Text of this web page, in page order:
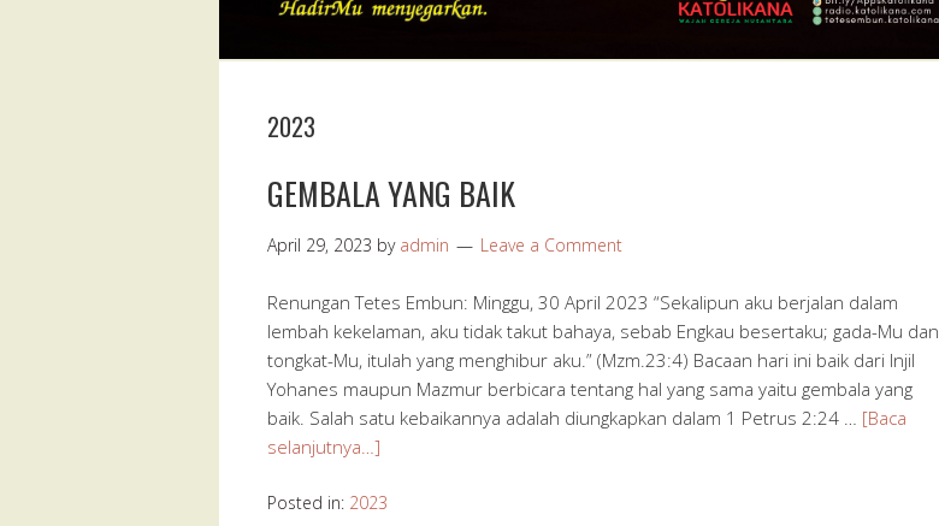
2023
GEMBALA YANG BAIK
April 29, 2023 by admin Leave a Comment
Renungan Tetes Embun: Minggu, 30 April 2023 “Sekalipun aku berjalan dalam
lembah kekelaman, aku tidak takut bahaya, sebab Engkau besertaku; gada-Mu dan
tongkat-Mu, itulah yang menghibur aku.” (Mzm.23:4) Bacaan hari ini baik dari Injil
Yohanes maupun Mazmur berbicara tentang hal yang sama yaitu gembala yang
baik. Salah satu kebaikannya adalah diungkapkan dalam 1 Petrus 2:24 … [Baca
selanjutnya…]
Posted in: 2023